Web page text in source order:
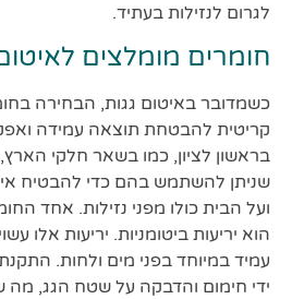
לגרום לנזילות בעתיד.
חומרים מומלצים
כשמדובר באיטום גגות, הבחירה
קריטית להבטחת תוצאה עמידה
בראשון לציון, כמו בשאר חלקי
שניתן להשתמש בהם כדי להבטיח
ועל הבית כולו מפני נזילות. אחד
הוא יריעות ביטומניות. יריעות אלו
עמיד במיוחד בפני מים ולחות.
ידי חימום והדבקה על שטח הגג,